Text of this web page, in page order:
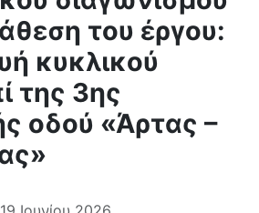
του έργου:
κυκλικού
της 3ης
οδού «Άρτας –